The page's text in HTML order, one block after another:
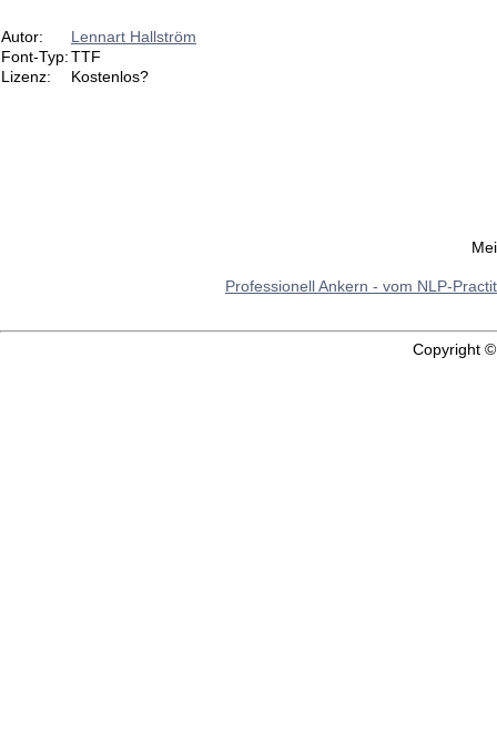
Autor:
Lennart Hallström
Font-Typ:TTF
Lizenz:
Kostenlos?
Professionell Ankern - vom NLP-
Copyright